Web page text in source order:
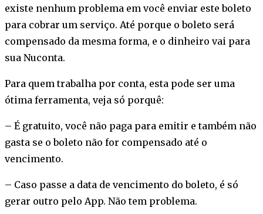
existe nenhum problema em você enviar este boleto
para cobrar um serviço. Até porque o boleto será
compensado da mesma forma, e o dinheiro vai para
sua Nuconta.
Para quem trabalha por conta, esta pode ser uma
ótima ferramenta, veja só porquê:
– É gratuito, você não paga para emitir e também não
gasta se o boleto não for compensado até o
vencimento.
– Caso passe a data de vencimento do boleto, é só
gerar outro pelo App. Não tem problema.